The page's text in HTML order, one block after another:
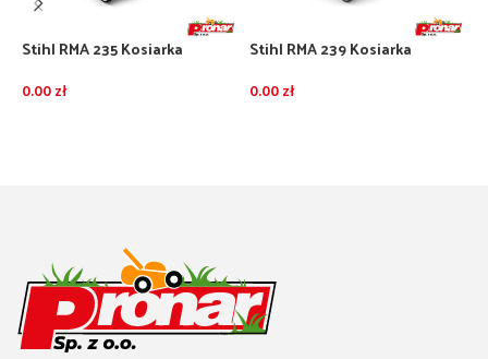
Stihl RMA 235 Kosiarka
akumulatorami AK20 i
0.00zł
Stihl RMA 239 Kosiarka
akumulatorami AK30S i
0.00zł